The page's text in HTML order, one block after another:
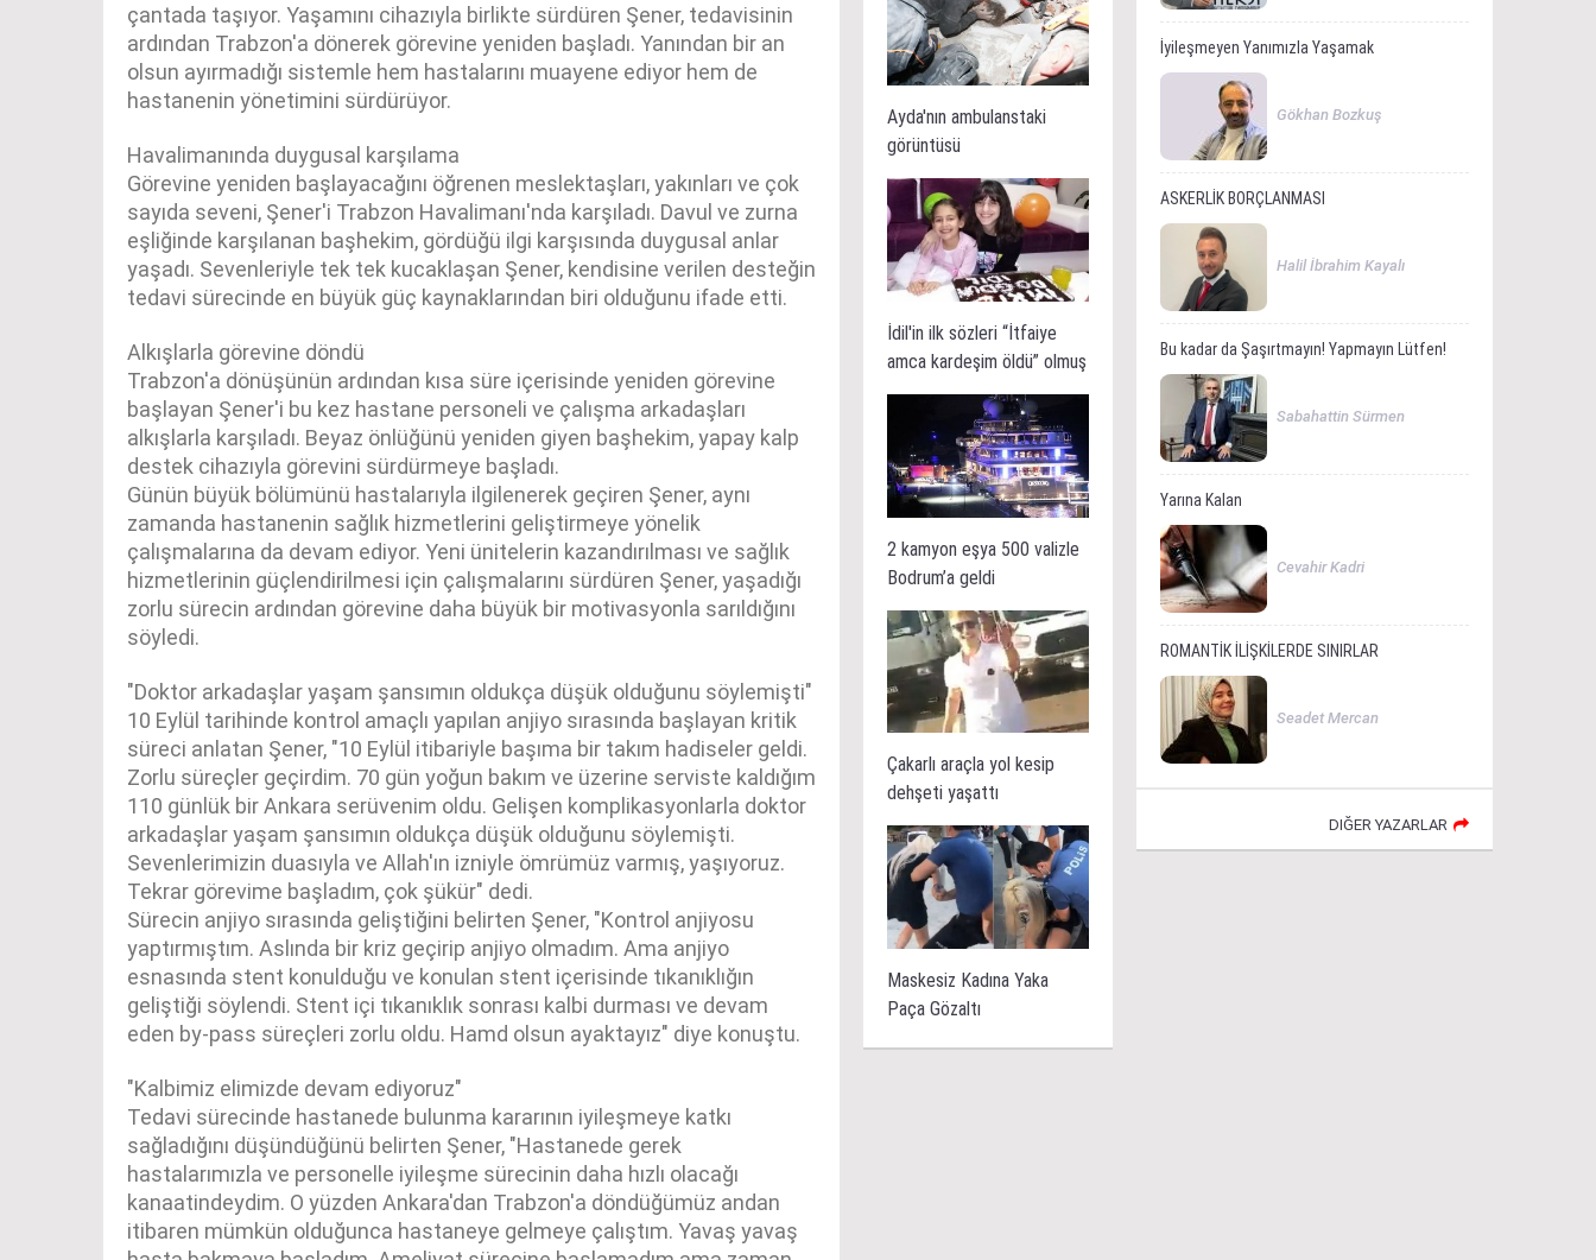
çantada taşıyor. Yaşamını cihazıyla birlikte sürdüren Şener, tedavisinin
ardından Trabzon'a dönerek görevine yeniden başladı. Yanından bir an
olsun ayırmadığı sistemle hem hastalarını muayene ediyor hem de
hastanenin yönetimini sürdürüyor.
Havalimanında duygusal karşılama
Görevine yeniden başlayacağını öğrenen meslektaşları, yakınları ve çok
sayıda seveni, Şener'i Trabzon Havalimanı'nda karşıladı. Davul ve zurna
eşliğinde karşılanan başhekim, gördüğü ilgi karşısında duygusal anlar
yaşadı. Sevenleriyle tek tek kucaklaşan Şener, kendisine verilen desteğin
tedavi sürecinde en büyük güç kaynaklarından biri olduğunu ifade etti.
Alkışlarla görevine döndü
Trabzon'a dönüşünün ardından kısa süre içerisinde yeniden görevine
başlayan Şener'i bu kez hastane personeli ve çalışma arkadaşları
alkışlarla karşıladı. Beyaz önlüğünü yeniden giyen başhekim, yapay kalp
destek cihazıyla görevini sürdürmeye başladı.
Günün büyük bölümünü hastalarıyla ilgilenerek geçiren Şener, aynı
zamanda hastanenin sağlık hizmetlerini geliştirmeye yönelik
çalışmalarına da devam ediyor. Yeni ünitelerin kazandırılması ve sağlık
hizmetlerinin güçlendirilmesi için çalışmalarını sürdüren Şener, yaşadığı
zorlu sürecin ardından görevine daha büyük bir motivasyonla sarıldığını
söyledi.
"Doktor arkadaşlar yaşam şansımın oldukça düşük olduğunu söylemişti"
10 Eylül tarihinde kontrol amaçlı yapılan anjiyo sırasında başlayan kritik
süreci anlatan Şener, "10 Eylül itibariyle başıma bir takım hadiseler geldi.
Zorlu süreçler geçirdim. 70 gün yoğun bakım ve üzerine serviste kaldığım
110 günlük bir Ankara serüvenim oldu. Gelişen komplikasyonlarla doktor
arkadaşlar yaşam şansımın oldukça düşük olduğunu söylemişti.
Sevenlerimizin duasıyla ve Allah'ın izniyle ömrümüz varmış, yaşıyoruz.
Tekrar görevime başladım, çok şükür" dedi.
Sürecin anjiyo sırasında geliştiğini belirten Şener, "Kontrol anjiyosu
yaptırmıştım. Aslında bir kriz geçirip anjiyo olmadım. Ama anjiyo
esnasında stent konulduğu ve konulan stent içerisinde tıkanıklığın
geliştiği söylendi. Stent içi tıkanıklık sonrası kalbi durması ve devam
eden by-pass süreçleri zorlu oldu. Hamd olsun ayaktayız" diye konuştu.
"Kalbimiz elimizde devam ediyoruz"
Tedavi sürecinde hastanede bulunma kararının iyileşmeye katkı
sağladığını düşündüğünü belirten Şener, "Hastanede gerek
hastalarımızla ve personelle iyileşme sürecinin daha hızlı olacağı
kanaatindeydim. O yüzden Ankara'dan Trabzon'a döndüğümüz andan
itibaren mümkün olduğunca hastaneye gelmeye çalıştım. Yavaş yavaş
Ayda'nın ambulanstaki
görüntüsü
İdil'in ilk sözleri “İtfaiye
amca kardeşim öldü” olmuş
2 kamyon eşya 500 valizle
Bodrum’a geldi
Çakarlı araçla yol kesip
dehşeti yaşattı
Maskesiz Kadına Yaka
Paça Gözaltı
İyileşmeyen Yanımızla Yaşamak
Gökhan Bozkuş
ASKERLİK BORÇLANMASI
Halil İbrahim Kayalı
Bu kadar da Şaşırtmayın! Yapmayın Lütfen!
Sabahattin Sürmen
Yarına Kalan
Cevahir Kadri
ROMANTİK İLİŞKİLERDE SINIRLAR
Seadet Mercan
DIĞER YAZARLAR